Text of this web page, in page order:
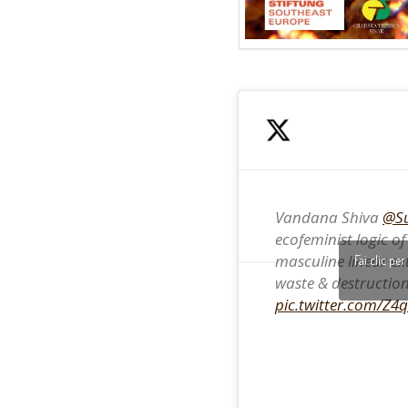
Vandana Shiva
ecofeminist logic of
masculine linear
waste & destruction
pic.twitter.com/
Fai clic